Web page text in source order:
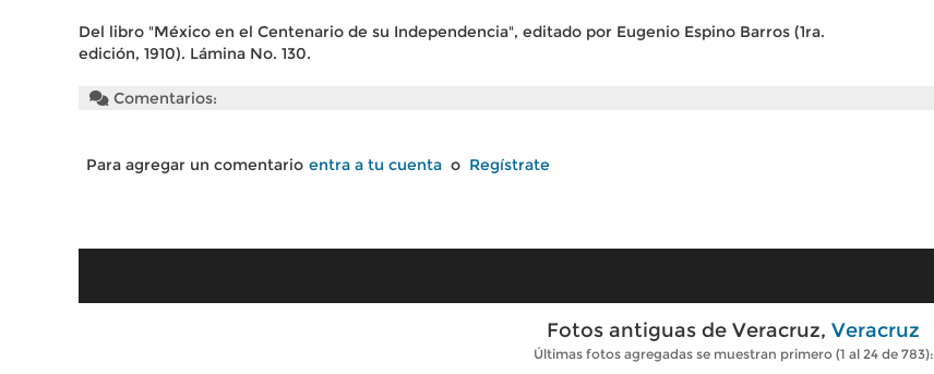
Del libro "México en el Centenario de su Independencia", editado por Eugenio Espino Barros (1ra.
edición, 1910). Lámina No. 130.
Comentarios:
Para agregar un comentario entra a tu cuenta o Regístrate
Fotos antiguas de Veracruz, Veracruz
Últimas fotos agregadas se muestran primero (1 al 24 de 783):